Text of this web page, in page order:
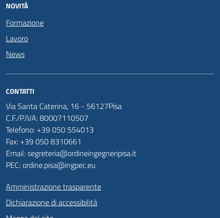
NOVITÀ
Formazione
Lavoro
News
CONTATTI
Via Santa Caterina, 16 - 56127Pisa
C.F./P.IVA: 80007110507
Telefono: +39 050 554013
Fax: +39 050 8310661
Email: segreteria@ordineingegneripisa.it
PEC: ordine.pisa@ingpec.eu
Amministrazione trasparente
Dichiarazione di accessibilità